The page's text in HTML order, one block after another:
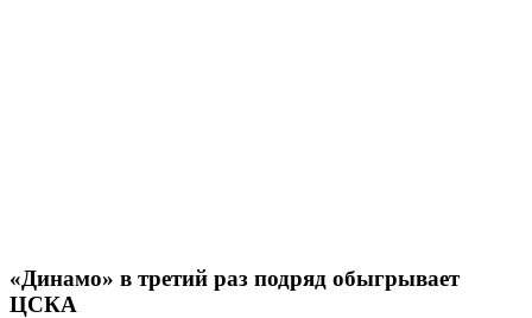
«Динамо» в третий раз подряд обыгрывает
ЦСКА